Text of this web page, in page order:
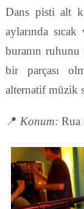
Dans pisti alt
aylarında sıcak
buranın
bir parçası
alternatif müzik
📍 Konum: Rua